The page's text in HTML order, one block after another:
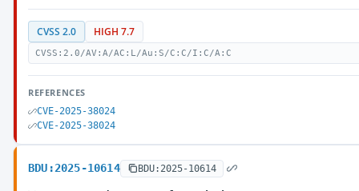
CVSS 2.0 HIGH 7.7
CVSS:2.0/AV:A/AC:L/Au:S/C:C/I:C/A:C
REFERENCES
CVE-2025-38024
CVE-2025-38024
BDU:2025-10614 BDU:2025-10614